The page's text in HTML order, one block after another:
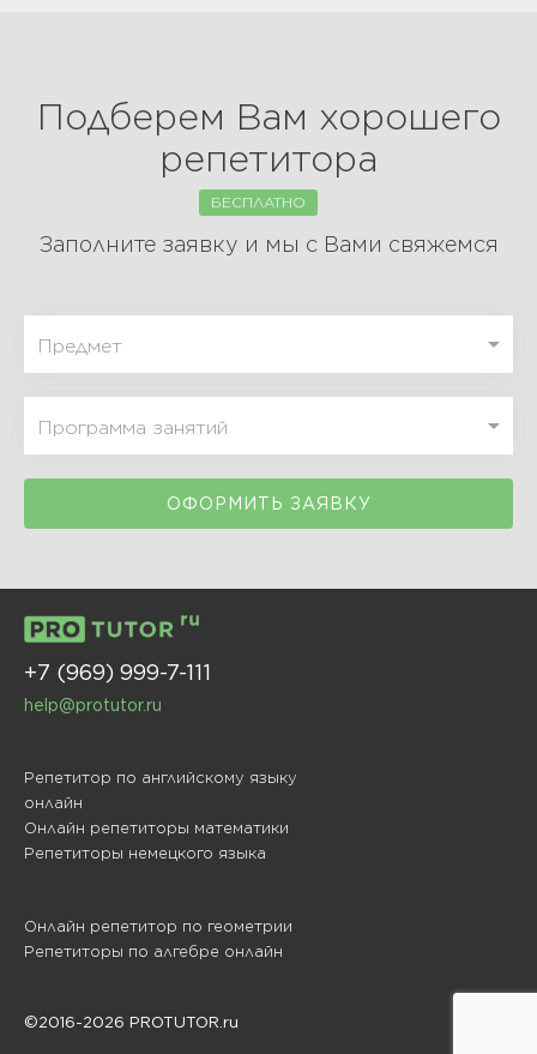
Подберем Вам хорошего
репетитора
БЕСПЛАТНО
Заполните заявку и мы с Вами свяжемся
ОФОРМИТЬ ЗАЯВКУ
+7 (969) 999-7-111
help@protutor.ru
Репетитор по английскому языку
онлайн
Онлайн репетиторы математики
Репетиторы немецкого языка
Онлайн репетитор по геометрии
Репетиторы по алгебре онлайн
©2016-2026 PROTUTOR.ru